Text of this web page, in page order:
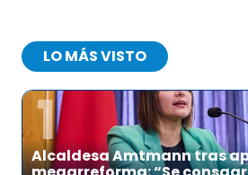
LO MÁS VISTO
1
Alcaldesa Amtmann tras